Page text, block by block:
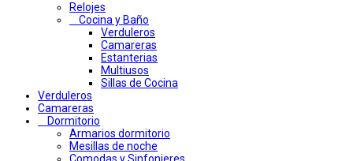
Relojes
Cocina y Baño
Verduleros
Camareras
Estanterias
Multiusos
Sillas de Cocina
Verduleros
Camareras
Dormitorio
Armarios dormitorio
Mesillas de noche